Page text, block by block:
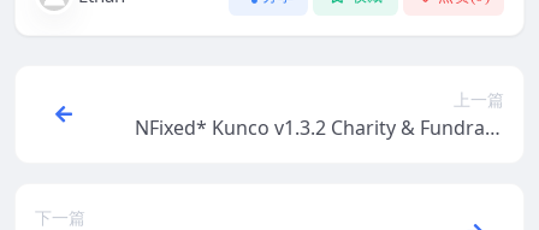
上一篇
NFixed* Kunco v1.3.2 Charity & Fundraisi
下一篇